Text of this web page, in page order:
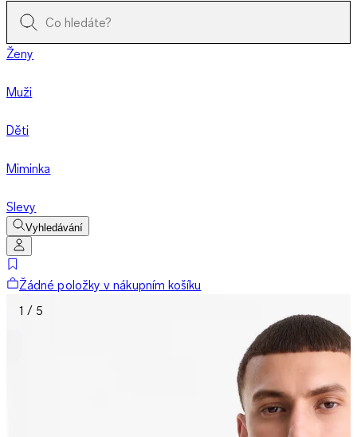
Ženy
Muži
Děti
Miminka
Slevy
Vyhledávání
Žádné položky v nákupním košíku
1 / 5